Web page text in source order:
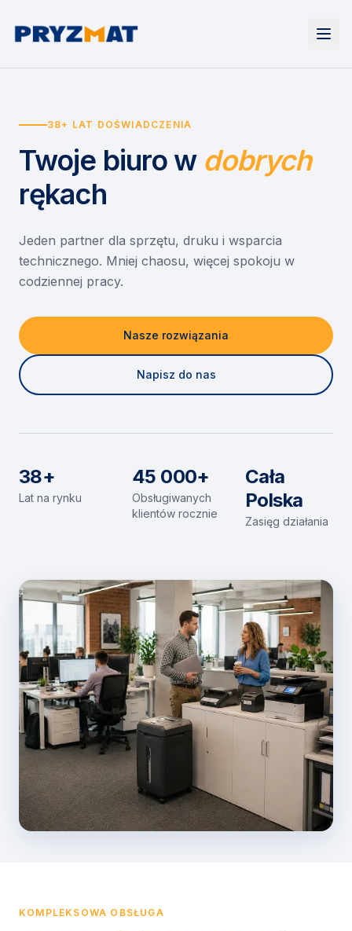
Urządzenia
Drukarki i urządzenia wielofunkcyjne
Etykiety i identyfikacja
Skanery i obieg dokumentów
Monitory interaktywne
Niszczarki dokumentów
Wynajem drukarek
Wynajem urządzeń biurowych
Asystent druku
EZD RP
Misja szkoła
Serwis
O nas
Kontakt
38+ LAT DOŚWIADCZENIA
Twoje biuro w dobrych
rękach
Jeden partner dla sprzętu, druku i wsparcia
technicznego. Mniej chaosu, więcej spokoju w
codziennej pracy.
Nasze rozwiązania
Napisz do nas
38+
Lat na rynku
45 000+
Obsługiwanych
klientów rocznie
Cała
Polska
Zasięg działania
KOMPLEKSOWA OBSŁUGA